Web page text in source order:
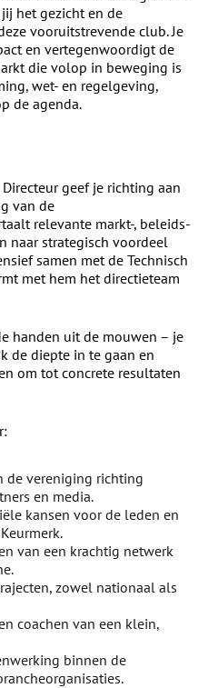
het gezicht en de
vooruitstrevende club. Je
en vertegenwoordigt de
die volop in beweging is
wet- en regelgeving,
de agenda.
geef je richting aan
van de
relevante markt-, beleids-
naar strategisch voordeel
samen met de Technisch
met hem het directieteam
handen uit de mouwen – je
de diepte in te gaan en
om tot concrete resultaten
de vereniging richting
en media.
kansen voor de leden en
van een krachtig netwerk
zowel nationaal als
coachen van een klein,
binnen de